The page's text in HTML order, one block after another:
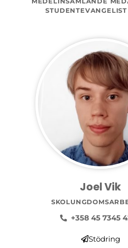
Joel Vik
+358 45 7345
Stödring